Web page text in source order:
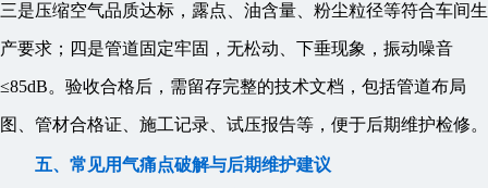
三是压缩空气品质达标，露点、油含量、粉尘粒径等符合车间生
产要求；四是管道固定牢固，无松动、下垂现象，振动噪音
≤85dB。验收合格后，需留存完整的技术文档，包括管道布局
图、管材合格证、施工记录、试压报告等，便于后期维护检修。
五、常见用气痛点破解与后期维护建议